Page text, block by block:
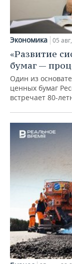
Экономика 05
«Развитие
бумаг —
Один из
ценных бумаг
встречает 80-